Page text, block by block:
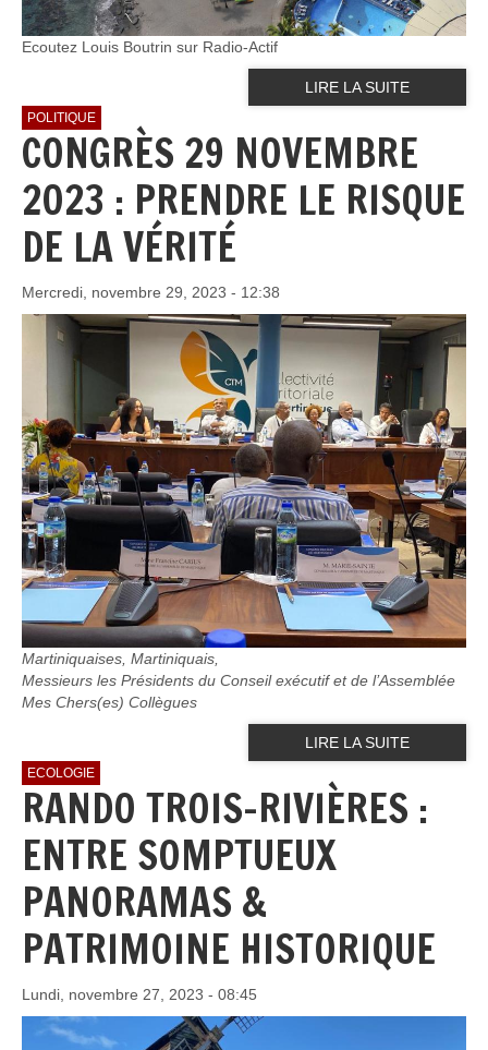
Ecoutez Louis Boutrin sur Radio-Actif
LIRE LA SUITE
POLITIQUE
CONGRÈS 29 NOVEMBRE
2023 : PRENDRE LE RISQUE
DE LA VÉRITÉ
Mercredi, novembre 29, 2023 - 12:38
Martiniquaises, Martiniquais,
Messieurs les Présidents du Conseil exécutif et de l’Assemblée
Mes Chers(es) Collègues
LIRE LA SUITE
ECOLOGIE
RANDO TROIS-RIVIÈRES :
ENTRE SOMPTUEUX
PANORAMAS &
PATRIMOINE HISTORIQUE
Lundi, novembre 27, 2023 - 08:45